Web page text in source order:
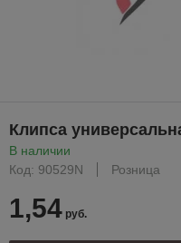
Клипса
В наличии
Код: 90529N
Розница
1,54 руб.